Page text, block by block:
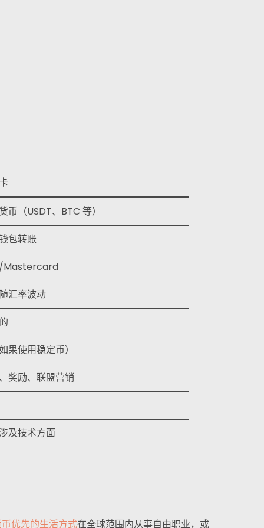
币（USDT、BTC 等）
包转账
Mastercard
汇率波动
果使用稳定币）
奖励、联盟营销
及技术方面
优先的生活方式在全球范围内从事自由职业，或